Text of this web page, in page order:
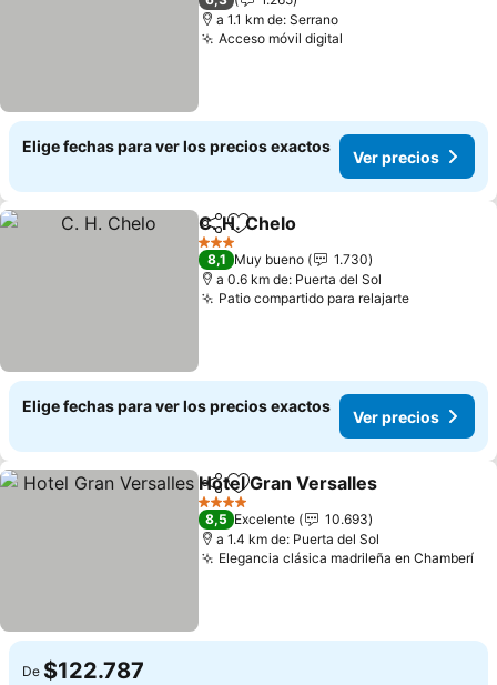
a 1.1 km de: Serrano
Acceso móvil digital
Elige fechas para ver los precios exactos
Ver precios
CompartirAgregar a favoritos
C. H. Chelo
3 Estrellas
8,1 Muy bueno
1.730
a 0.6 km de: Puerta del Sol
Patio compartido para relajarteVer
Elige fechas para ver los precios exactos
Ver precios
CompartirAgregar a favoritos
Hotel Gran Versalles
4 Estrellas
8,5 Excelente
10.693
a 1.4 km de: Puerta del Sol
Elegancia clásica madrileña en Chamberí
De $122.787